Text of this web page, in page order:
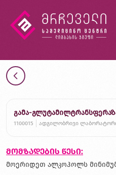
გამა-
1100015 ადგილობრივი
მომზადების წესი:
მოერიდეთ ალკოჰოლს